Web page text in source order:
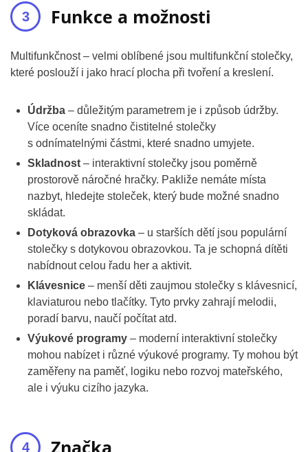
Funkce a možnosti
Multifunkčnost – velmi oblíbené jsou multifunkční stolečky,
které poslouží i jako hrací plocha při tvoření a kreslení.
Údržba – důležitým parametrem je i způsob údržby.
Více oceníte snadno čistitelné stolečky
s odnímatelnými částmi, které snadno umyjete.
Skladnost – interaktivní stolečky jsou poměrně
prostorově náročné hračky. Pakliže nemáte místa
nazbyt, hledejte stoleček, který bude možné snadno
skládat.
Dotyková obrazovka – u starších dětí jsou populární
stolečky s dotykovou obrazovkou. Ta je schopná dítěti
nabídnout celou řadu her a aktivit.
Klávesnice – menší děti zaujmou stolečky s klávesnicí,
klaviaturou nebo tlačítky. Tyto prvky zahrají melodii,
poradí barvu, naučí počítat atd.
Výukové programy – moderní interaktivní stolečky
mohou nabízet i různé výukové programy. Ty mohou být
zaměřeny na paměť, logiku nebo rozvoj mateřského,
ale i výuku cizího jazyka.
Značka